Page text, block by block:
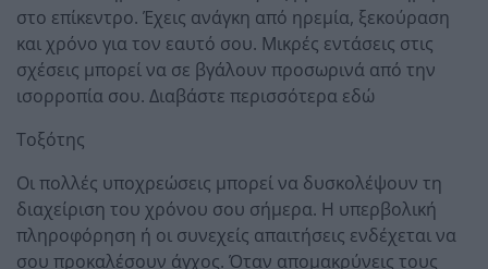
στο επίκεντρο. Έχεις ανάγκη από ηρεμία, ξεκούραση
και χρόνο για τον εαυτό σου. Μικρές εντάσεις στις
σχέσεις μπορεί να σε βγάλουν προσωρινά από την
ισορροπία σου. Διαβάστε περισσότερα εδώ
Τοξότης
Οι πολλές υποχρεώσεις μπορεί να δυσκολέψουν τη
διαχείριση του χρόνου σου σήμερα. Η υπερβολική
πληροφόρηση ή οι συνεχείς απαιτήσεις ενδέχεται να
σου προκαλέσουν άγχος. Όταν απομακρύνεις τους